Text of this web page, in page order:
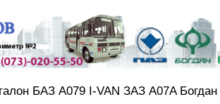
БАЗ А079 I-VAN ЗАЗ A07A